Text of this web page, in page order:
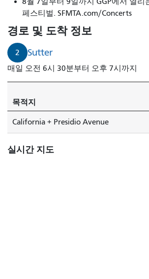
페스티벌. SFMTA.com/Concerts
경로 및 도착 정보
2 Sutter
매일 오전 6시 30분부터 오후 7시까지
목적지
California + Presidio Avenue
실시간 지도